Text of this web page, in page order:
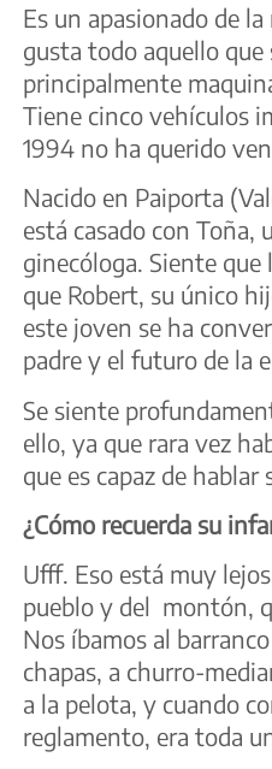
Es un apasionado de
gusta todo aquello que
principalmente
Tiene cinco vehículos
1994 no ha querido
Nacido en Paiporta
está casado con Toña,
ginecóloga. Siente
que Robert, su único
este joven se ha
padre y el futuro de la
Se siente
ello, ya que rara vez
que es capaz de hablar
¿Cómo recuerda su
Ufff. Eso está muy
pueblo y del montón,
Nos íbamos al
chapas, a churro-
a la pelota, y cuando
reglamento, era toda